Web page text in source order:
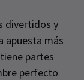
divertidos y
apuesta más
partes
perfecto